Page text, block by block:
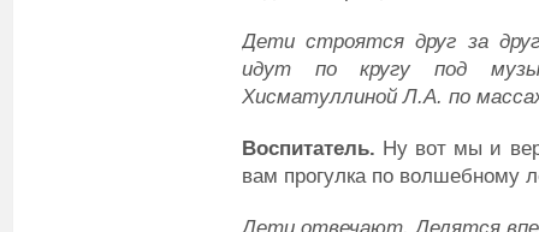
Дети строятся друг за
идут по кругу под
Хисматуллиной Л.А. по
Воспитатель. Ну вот мы и
вам прогулка по волшебному
Дети отвечают. Делятся